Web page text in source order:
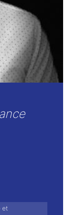
et